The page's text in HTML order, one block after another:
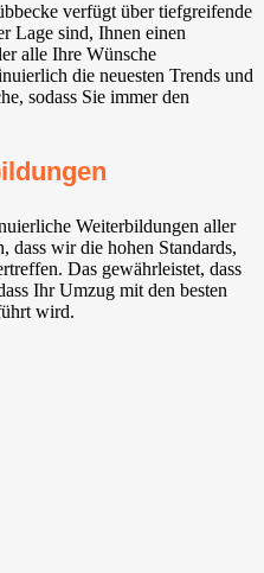
verfügt über tiefgreifende
Lage sind, Ihnen einen
alle Ihre Wünsche
die neuesten Trends und
sodass Sie immer den
Weiterbildungen aller
dass wir die hohen Standards,
Das gewährleistet, dass
Ihr Umzug mit den besten
wird.